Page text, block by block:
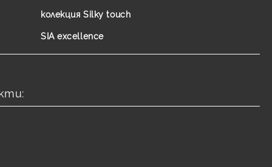
колекция Silky touch
SIA excellence